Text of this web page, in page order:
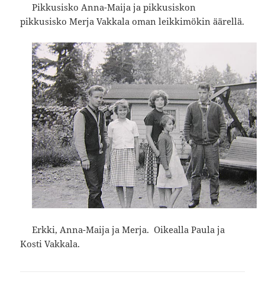
Pikkusisko Anna-Maija ja pikkusiskon
pikkusisko Merja Vakkala oman leikkimökin äärellä.
Erkki, Anna-Maija ja Merja. Oikealla Paula ja
Kosti Vakkala.